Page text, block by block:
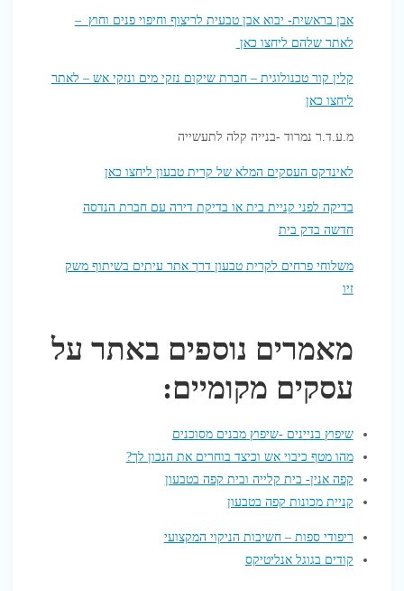
אבן בראשית- יבוא אבן טבעית לריצוף וחיפוי פנים וחוץ –
לאתר שלהם ליחצו כאן
קלין קור טכנולוגית – חברת שיקום נזקי מים ונזקי אש – לאתר
ליחצו כאן
מ.ע.ד.ר נמרוד -בנייה קלה לתעשייה
לאינדקס העסקים המלא של קרית טבעון ליחצו כאן
בדיקה לפני קניית בית או בדיקת דירה עם חברת הנדסה
חדשה בדק בית
משלוחי פרחים לקרית טבעון דרך אתר עיתים בשיתוף משק
זיו
מאמרים נוספים באתר על
עסקים מקומיים:
שיפוץ בניינים -שיפוץ מבנים מסוכנים
מהו מטף כיבוי אש וכיצד בוחרים את הנכון לך?
קפה אנין- בית קלייה ובית קפה בטבעון
קניית מכונות קפה בטבעון
ריפודי ספות – חשיבות הניקוי המקצועי
קודים בגוגל אנליטיקס